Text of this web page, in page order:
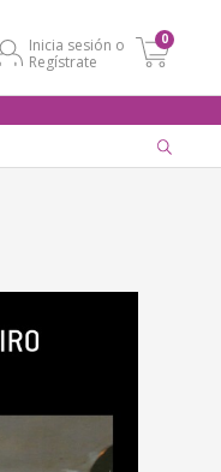
Inicia sesión o
Regístrate
0